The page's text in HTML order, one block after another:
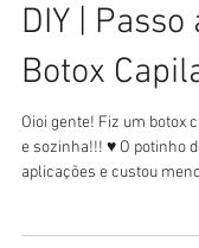
DIY | Passo
Botox
Oioi gente! Fiz um botox
e sozinha!!! ♥ O potinho
aplicações e custou